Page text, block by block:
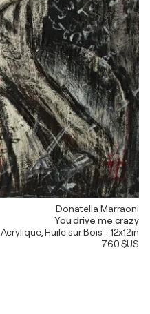
Donatella Marraoni
You drive me crazy
Acrylique, Huile sur Bois - 12x12in
760 $US